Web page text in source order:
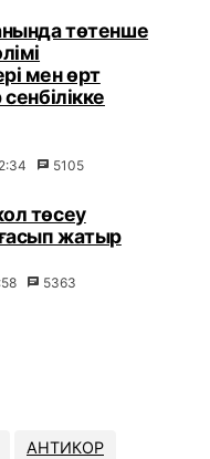
төтенше
мен өрт
5105
төсеу
жатыр
5363
АНТИКОР